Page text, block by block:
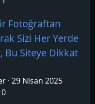
Fotoğraftan
Sizi Her Yerde
Bu Siteye Dikkat
29 Nisan 2025